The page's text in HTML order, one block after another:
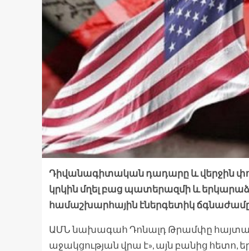
Դիվանագիտական ​​​​դադարը և վերջին
կրկին մղել բաց պատերազմի և
համաշխարհային էներգետիկ
ԱՄՆ նախագահ Դոնալդ Թրամփը
աջակցության վրա է», այն բանից